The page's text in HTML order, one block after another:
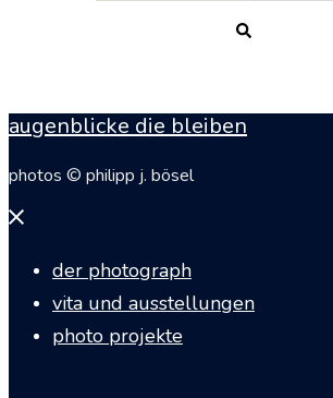
augenblicke die bleiben
photos © philipp j. bösel
Menü
der photograph
vita und ausstellungen
photo projekte